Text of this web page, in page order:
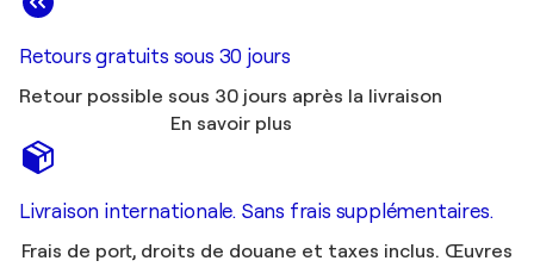
Retours gratuits sous 30 jours
Retour possible sous 30 jours après la livraison
En savoir plus
Livraison internationale. Sans frais supplémentaires.
Frais de port, droits de douane et taxes inclus. Œuvres